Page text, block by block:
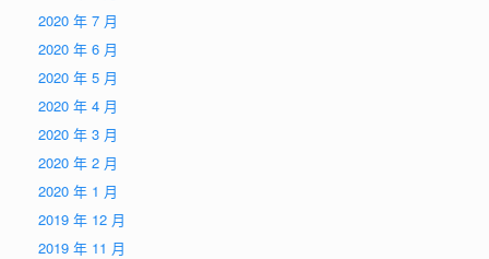
2020 年 7 月
2020 年 6 月
2020 年 5 月
2020 年 4 月
2020 年 3 月
2020 年 2 月
2020 年 1 月
2019 年 12 月
2019 年 11 月